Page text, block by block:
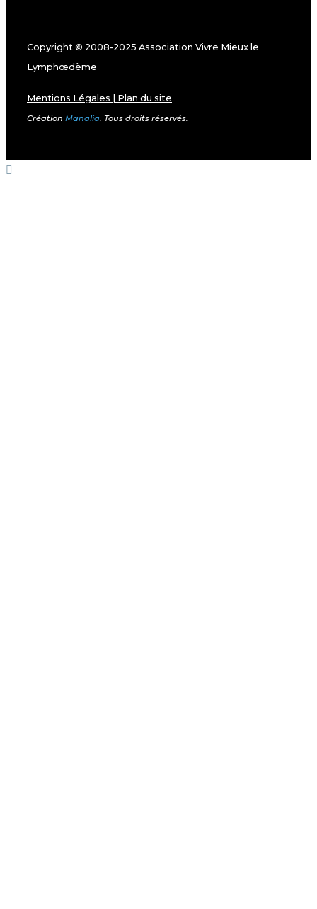
Copyright © 2008-2025 Association Vivre Mieux le
Lymphœdème
Mentions Légales Plan du site
Création Manalia. Tous droits réservés.